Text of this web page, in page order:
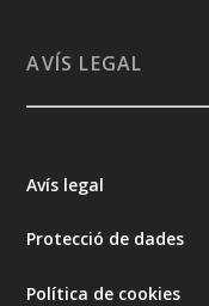
AVÍS LEGAL
Avís legal
Protecció de dades
Política de cookies